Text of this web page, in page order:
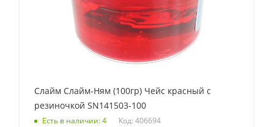
Слайм Слайм-Ням (100гр) Чейс красный с
резиночкой SN141503-100
Есть в наличии: 4 Код: 406694